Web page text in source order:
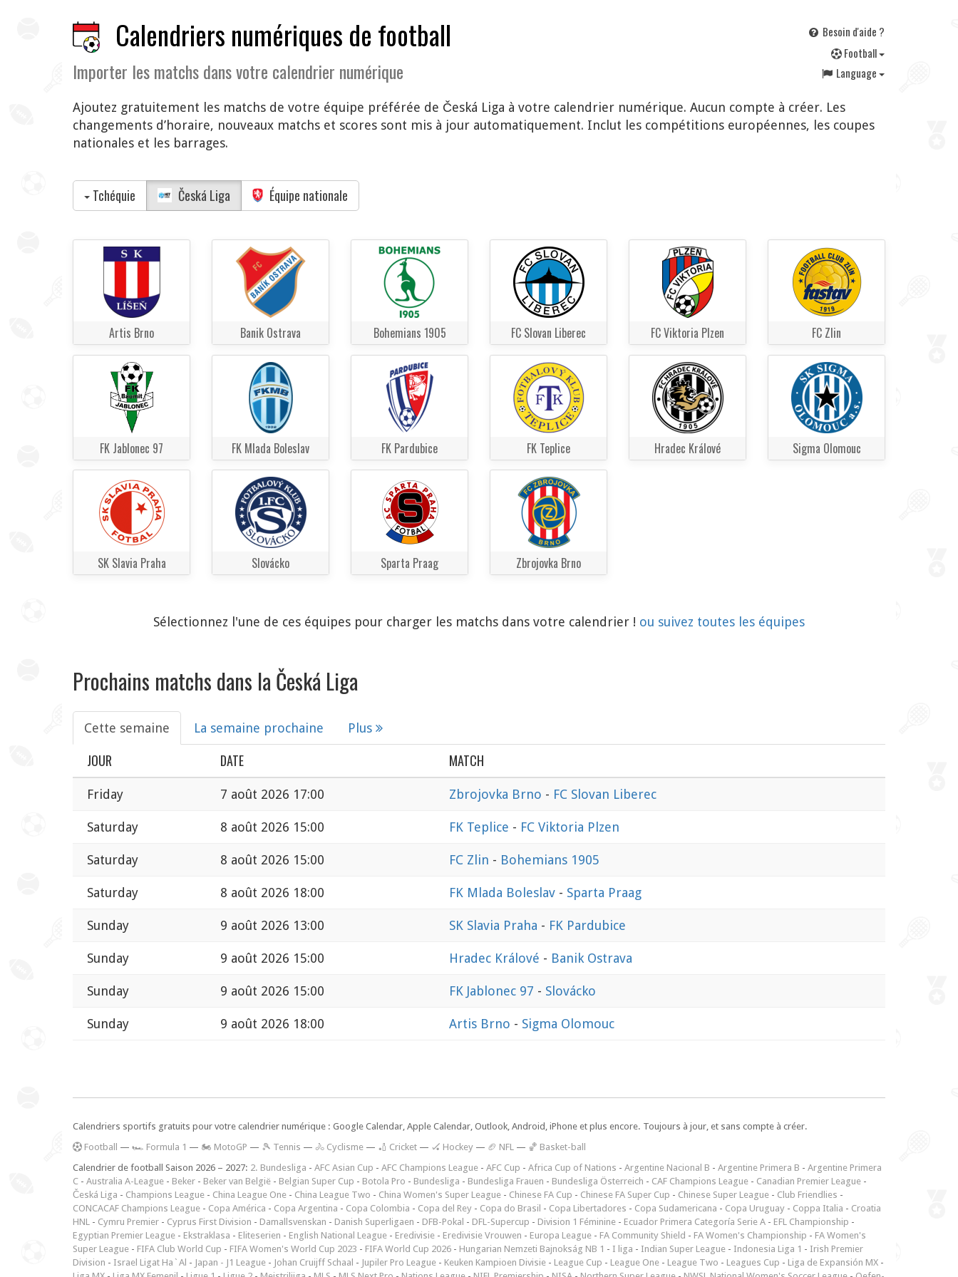
Calendriers numériques de football
Importer les matchs dans votre calendrier numérique
Besoin d'aide ?
Football
Language
Ajoutez gratuitement les matchs de votre équipe préférée de Česká Liga à votre calendrier numérique. Aucun compte à créer. Les
changements d’horaire, nouveaux matchs et scores sont mis à jour automatiquement. Inclut les compétitions européennes, les coupes
nationales et les barrages.
Tchéquie Česká Liga Équipe nationale
Artis Brno Banik Ostrava Bohemians 1905 FC Slovan Liberec FC Viktoria Plzen FC Zlin
FK Jablonec 97 FK Mlada Boleslav FK Pardubice FK Teplice Hradec Králové Sigma Olomouc
SK Slavia Praha Slovácko Sparta Praag Zbrojovka Brno
Sélectionnez l'une de ces équipes pour charger les matchs dans votre calendrier ! ou suivez toutes les équipes
Prochains matchs dans la Česká Liga
Cette semaine La semaine prochaine Plus
JOUR DATE MATCH
Friday 7 août 2026 17:00 Zbrojovka Brno - FC Slovan Liberec
Saturday 8 août 2026 15:00 FK Teplice - FC Viktoria Plzen
Saturday 8 août 2026 15:00 FC Zlin - Bohemians 1905
Saturday 8 août 2026 18:00 FK Mlada Boleslav - Sparta Praag
Sunday 9 août 2026 13:00 SK Slavia Praha - FK Pardubice
Sunday 9 août 2026 15:00 Hradec Králové - Banik Ostrava
Sunday 9 août 2026 15:00 FK Jablonec 97 - Slovácko
Sunday 9 août 2026 18:00 Artis Brno - Sigma Olomouc
Calendriers sportifs gratuits pour votre calendrier numérique : Google Calendar, Apple Calendar, Outlook, Android, iPhone et plus encore. Toujours à jour, et sans compte à créer.
Football — 🏎️ Formula 1 — 🏍 MotoGP — 🎾 Tennis — 🚴 Cyclisme — 🏏 Cricket — 🏑 Hockey — 🏈 NFL — 🏀 Basket-ball
Calendrier de football Saison 2026 – 2027: 2. Bundesliga - AFC Asian Cup - AFC Champions League - AFC Cup - Africa Cup of Nations - Argentine Nacional B - Argentine Primera B - Argentine Primera
C - Australia A-League - Beker - Beker van België - Belgian Super Cup - Botola Pro - Bundesliga - Bundesliga Frauen - Bundesliga Österreich - CAF Champions League - Canadian Premier League -
Česká Liga - Champions League - China League One - China League Two - China Women's Super League - Chinese FA Cup - Chinese FA Super Cup - Chinese Super League - Club Friendlies -
CONCACAF Champions League - Copa América - Copa Argentina - Copa Colombia - Copa del Rey - Copa do Brasil - Copa Libertadores - Copa Sudamericana - Copa Uruguay - Coppa Italia - Croatia
HNL - Cymru Premier - Cyprus First Division - Damallsvenskan - Danish Superligaen - DFB-Pokal - DFL-Supercup - Division 1 Féminine - Ecuador Primera Categoría Serie A - EFL Championship -
Egyptian Premier League - Ekstraklasa - Eliteserien - English National League - Eredivisie - Eredivisie Vrouwen - Europa League - FA Community Shield - FA Women's Championship - FA Women's
Super League - FIFA Club World Cup - FIFA Women's World Cup 2023 - FIFA World Cup 2026 - Hungarian Nemzeti Bajnokság NB 1 - I liga - Indian Super League - Indonesia Liga 1 - Irish Premier
Division - Israel Ligat Ha`Al - Japan - J1 League - Johan Cruijff Schaal - Jupiler Pro League - Keuken Kampioen Divisie - League Cup - League One - League Two - Leagues Cup - Liga de Expansión MX -